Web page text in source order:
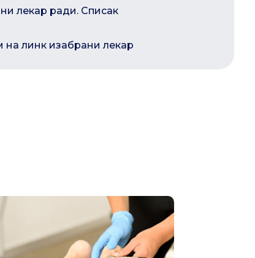
лекар ради. Списак
линк изабрани лекар